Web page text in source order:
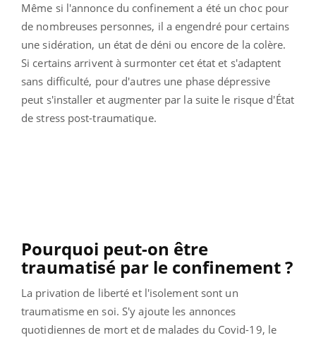
Même si l'annonce du confinement a été un choc pour
de nombreuses personnes, il a engendré pour certains
une sidération, un état de déni ou encore de la colère.
Si certains arrivent à surmonter cet état et s'adaptent
sans difficulté, pour d'autres une phase dépressive
peut s'installer et augmenter par la suite le risque d'État
de stress post-traumatique.
Pourquoi peut-on être
traumatisé par le confinement ?
La privation de liberté et l'isolement sont un
traumatisme en soi. S'y ajoute les annonces
quotidiennes de mort et de malades du Covid-19, le